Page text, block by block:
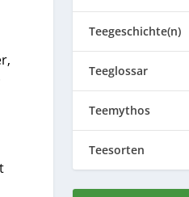
Teegeschichte(n)
Teeglossar
Teemythos
Teesorten